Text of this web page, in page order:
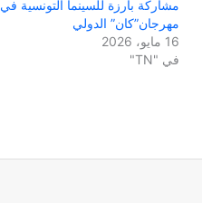
مشاركة بارزة للسينما التونسية في
مهرجان”كان” الدولي
16 مايو، 2026
في "TN"